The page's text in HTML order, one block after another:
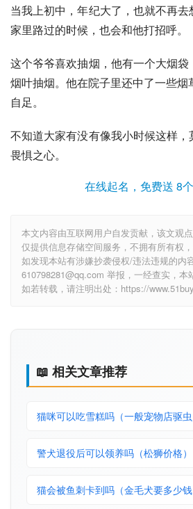
当我上初中，年纪大了，也就不再
家里路过的时候，也会和他打招呼。
这个爷爷喜欢抽烟，他有一个大烟
烟叶抽烟。他在院子里还中了一些
自足。
不知道大家有没有像我小时候这样
畏惧之心。
在线起名，免费送 8
本文内容由互联网用户自发贡献，该文观
仅提供信息存储空间服务，不拥有所有权，
如发现本站有涉嫌抄袭侵权/违法违规的内
610798281@qq.com 举报，一经查实，本
如若转载，请注明出处：https://
📖 相关文章推荐
猫咪可以吃雪糕吗（一般宠物店驱虫
警犬退役后可以领养吗（松狮价格）
猫会被鱼刺卡到吗（金毛犬要多少钱